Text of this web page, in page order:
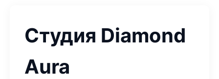
Студия Diamond
Aura